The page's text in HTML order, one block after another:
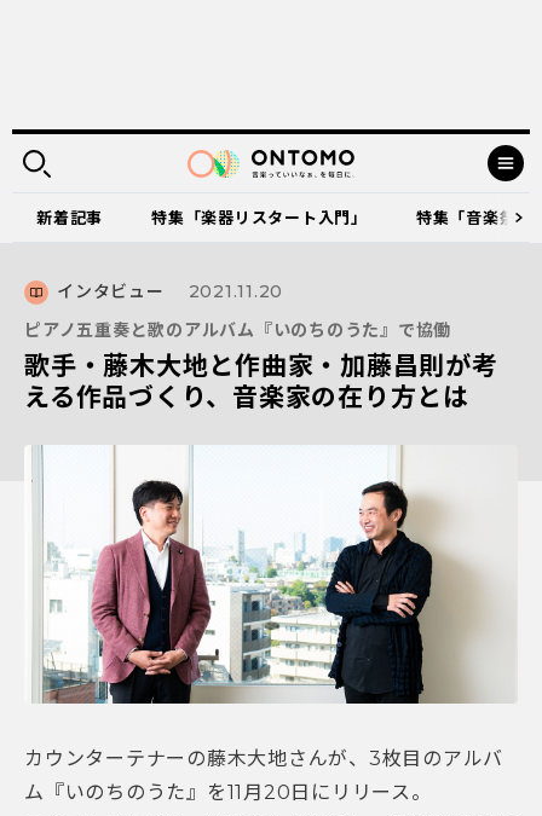
新着記事 特集「楽器リスタート入門」 特集「音楽祭
インタビュー
2021.11.20
ピアノ五重奏と歌のアルバム『いのちのうた』で協働
歌手・藤木大地と作曲家・加藤昌則が考
える作品づくり、音楽家の在り方とは
カウンターテナーの藤木大地さんが、3枚目のアルバ
ム『いのちのうた』を11月20日にリリース。